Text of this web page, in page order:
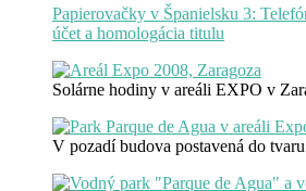
Papierovačky v Španielsku 3:
účet a homologácia titulu
Solárne hodiny v areáli EXPO v
V pozadí budova postavená do